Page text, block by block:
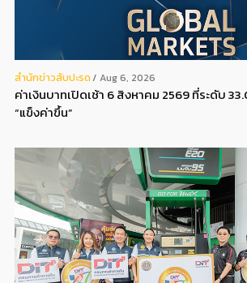
สํานักข่าวสับปะรด Aug 6, 2026
ค่าเงินบาทเปิดเช้า 6 สิงหาคม 2569 ที่ระดับ
“แข็งค่าขึ้น”